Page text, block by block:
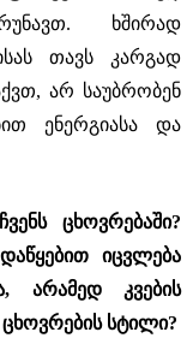
ხშირად
თავს კარგად
არ საუბრობენ
ენერგიასა და
ცხოვრებაში?
იცვლება
არამედ კვების
სტილი?